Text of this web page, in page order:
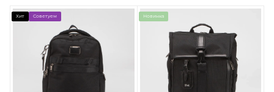
Хит Советуем Новинка